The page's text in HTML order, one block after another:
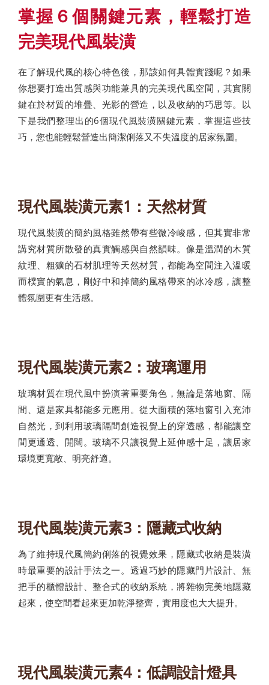
掌握６個關鍵元素，輕鬆打造
完美現代風裝潢
在了解現代風的核心特色後，那該如何具體實踐呢？如果
你想要打造出質感與功能兼具的完美現代風空間，其實關
鍵在於材質的堆疊、光影的營造，以及收納的巧思等。以
下是我們整理出的6個現代風裝潢關鍵元素，掌握這些技
巧，您也能輕鬆營造出簡潔俐落又不失溫度的居家氛圍。
現代風裝潢元素1：天然材質
現代風裝潢的簡約風格雖然帶有些微冷峻感，但其實非常
講究材質所散發的真實觸感與自然韻味。像是溫潤的木質
紋理、粗獷的石材肌理等天然材質，都能為空間注入溫暖
而樸實的氣息，剛好中和掉簡約風格帶來的冰冷感，讓整
體氛圍更有生活感。
現代風裝潢元素2：玻璃運用
玻璃材質在現代風中扮演著重要角色，無論是落地窗、隔
間、還是家具都能多元應用。從大面積的落地窗引入充沛
自然光，到利用玻璃隔間創造視覺上的穿透感，都能讓空
間更通透、開闊。玻璃不只讓視覺上延伸感十足，讓居家
環境更寬敞、明亮舒適。
現代風裝潢元素3：隱藏式收納
為了維持現代風簡約俐落的視覺效果，隱藏式收納是裝潢
時最重要的設計手法之一。透過巧妙的隱藏門片設計、無
把手的櫃體設計、整合式的收納系統，將雜物完美地隱藏
起來，使空間看起來更加乾淨整齊，實用度也大大提升。
現代風裝潢元素4：低調設計燈具